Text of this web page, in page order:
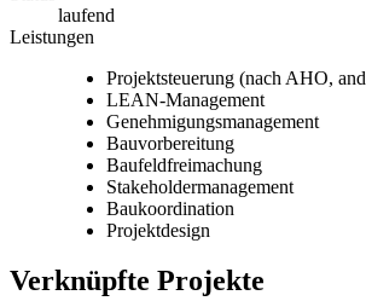
laufend
Leistungen
Projektsteuerung (nach AHO,
LEAN-Management
Genehmigungsmanagement
Bauvorbereitung
Baufeldfreimachung
Stakeholdermanagement
Baukoordination
Projektdesign
Verknüpfte Projekte